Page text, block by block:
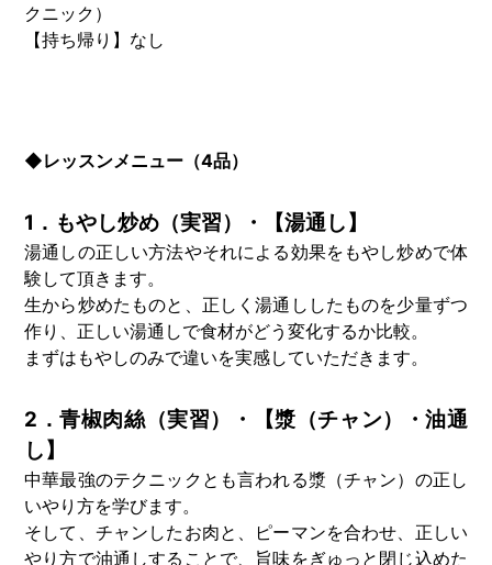
クニック）
【持ち帰り】なし
◆レッスンメニュー（4品）
1．もやし炒め（実習）・【湯通し】
湯通しの正しい方法やそれによる効果をもやし炒めで体
験して頂きます。
生から炒めたものと、正しく湯通ししたものを少量ずつ
作り、正しい湯通しで食材がどう変化するか比較。
まずはもやしのみで違いを実感していただきます。
2．青椒肉絲（実習）・【漿（チャン）・油通
し】
中華最強のテクニックとも言われる漿（チャン）の正し
いやり方を学びます。
そして、チャンしたお肉と、ピーマンを合わせ、正しい
やり方で油通しすることで、旨味をぎゅっと閉じ込めた